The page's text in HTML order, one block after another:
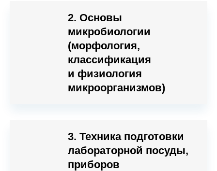
2. Основы
микробиологии
(морфология,
классификация
и физиология
микроорганизмов)
3. Техника подготовки
лабораторной посуды,
приборов